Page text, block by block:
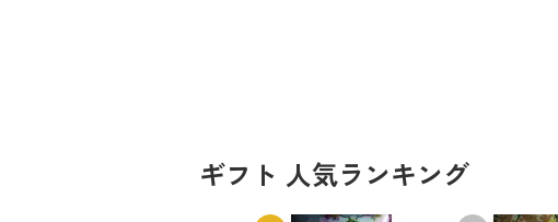
ギフト 人気ランキング